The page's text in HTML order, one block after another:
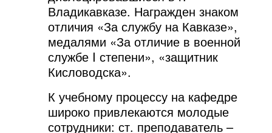
Владикавказе. Награжден знаком
отличия «За службу на Кавказе»,
медалями «За отличие в военной
службе I степени», «защитник
Кисловодска».
К учебному процессу на кафедре
широко привлекаются молодые
сотрудники: ст. преподаватель –